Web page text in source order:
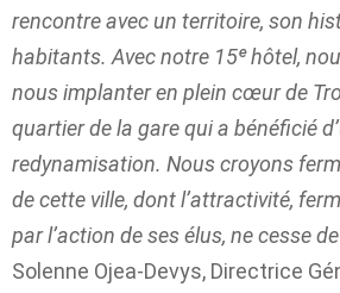
rencontre avec un territoire, son
habitants. Avec notre 15ᵉ hôtel,
nous implanter en plein cœur de
quartier de la gare qui a bénéficié
redynamisation. Nous croyons
de cette ville, dont l’attractivité,
par l’action de ses élus, ne cesse
Solenne Ojea-Devys, Directrice